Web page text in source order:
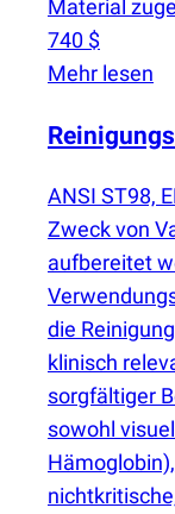
Material
740 $
Mehr lesen
ANSI ST98,
Zweck von
aufbereitet
die
klinisch
sorgfältiger
sowohl